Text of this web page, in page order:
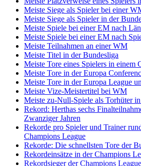
Meiste Siege als Spieler bei einer
Meiste Siege als Spieler in der
Meiste Spiele bei einer EM nach
Meiste Spiele bei einer EM nach
Meiste Teilnahmen an einer WM
Meiste Titel in der Bundesliga
Meiste Tore eines Spielers in einem
Meiste Tore in der Europa
Meiste Tore in der Europa League
Meiste Vize-Meistertitel bei WM
Meiste zu-Null-Spiele als Torhüter
Rekord: Herthas sechs
Zwanziger Jahren
Rekorde pro Spieler und Trainer
Champions League
Rekorde: Die schnellsten Tore der
Rekordeinsätze in der Champions
Rekordsieger der Champions League